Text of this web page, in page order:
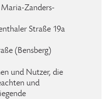
Maria-Zanders-
Straße 19a
(Bensberg)
und Nutzer, die
und